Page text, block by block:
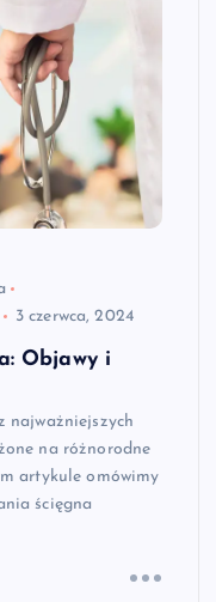
3 czerwca, 2024
Objawy i
najważniejszych
na różnorodne
artykule omówimy
ścięgna